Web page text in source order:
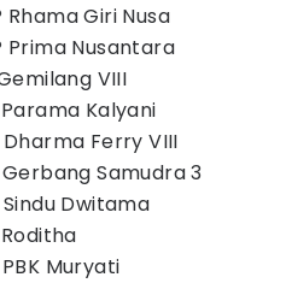
Rhama Giri Nusa
Prima Nusantara
VIII
Parama Kalyani
Dharma Ferry VIII
Gerbang Samudra 3
Sindu Dwitama
Muryati